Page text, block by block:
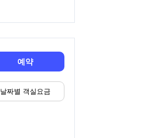
예약
날짜별 객실요금